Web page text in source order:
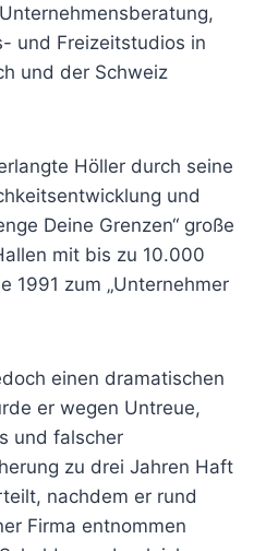
und Freizeitstudios in
und der Schweiz
Höller durch seine
und
Deine Grenzen“ große
mit bis zu 10.000
1991 zum „Unternehmer
einen dramatischen
er wegen Untreue,
und falscher
zu drei Jahren Haft
nachdem er rund
Firma entnommen